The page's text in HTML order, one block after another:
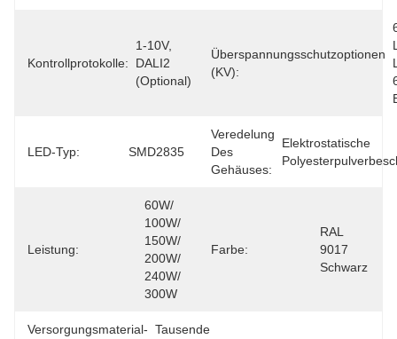
Kontrollprotokolle:
1-10V,
DALI2
(optional)
Überspannungsschutzoptionen
(kV):
LED-Typ: SMD2835
Veredelung
Des
Gehäuses:
Elektrostatische
Leistung:
60W/
100W/
150W/
200W/
240W/
300W
Farbe:
RAL
9017
Schwarz
Versorgungsmaterial- Tausende